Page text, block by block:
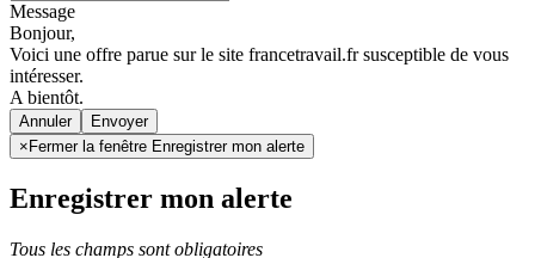
Message
Bonjour,
Voici une offre parue sur le site francetravail.fr susceptible de vous
intéresser.
A bientôt.
Annuler
× Fermer la fenêtre Enregistrer mon alerte
Enregistrer mon alerte
Tous les champs sont obligatoires